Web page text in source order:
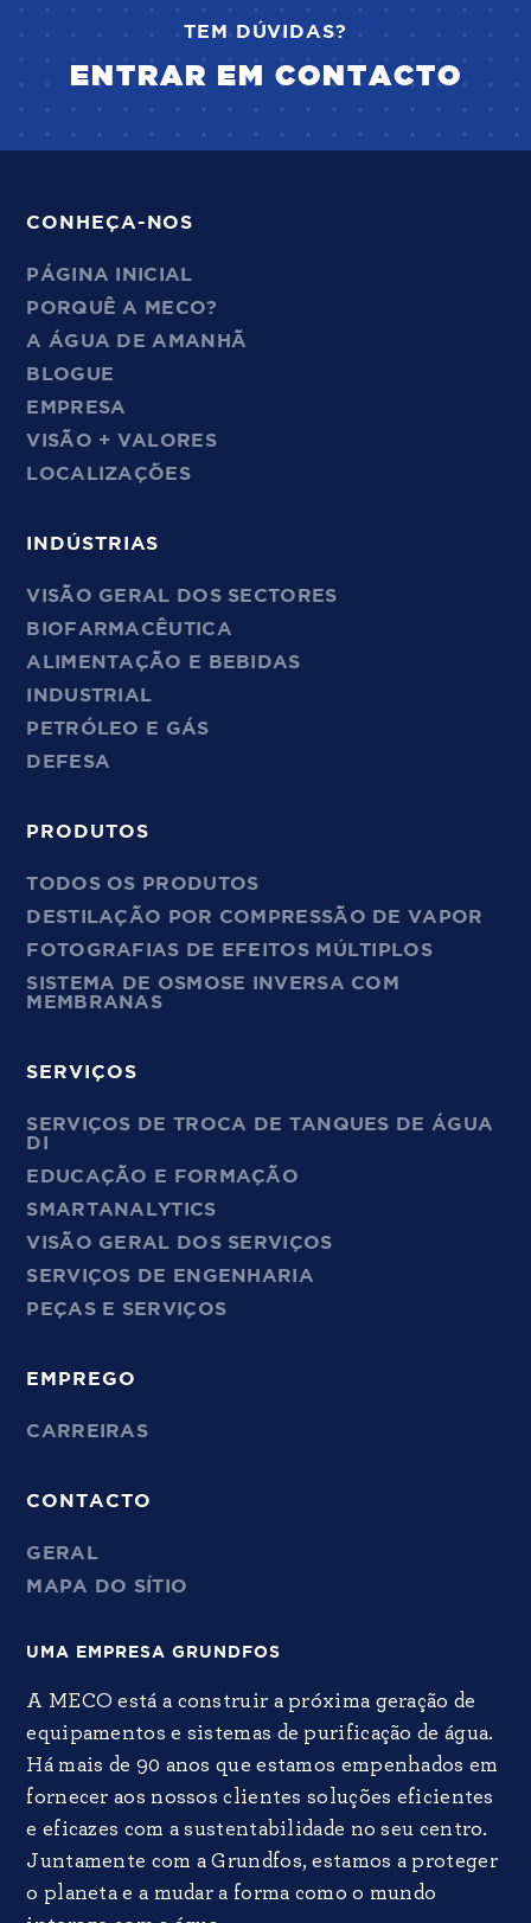
TEM DÚVIDAS?
ENTRAR EM CONTACTO
CONHEÇA-NOS
PÁGINA INICIAL
PORQUÊ A MECO?
A ÁGUA DE AMANHÃ
BLOGUE
EMPRESA
VISÃO + VALORES
LOCALIZAÇÕES
INDÚSTRIAS
VISÃO GERAL DOS SECTORES
BIOFARMACÊUTICA
ALIMENTAÇÃO E BEBIDAS
INDUSTRIAL
PETRÓLEO E GÁS
DEFESA
PRODUTOS
TODOS OS PRODUTOS
DESTILAÇÃO POR COMPRESSÃO DE VAPOR
FOTOGRAFIAS DE EFEITOS MÚLTIPLOS
SISTEMA DE OSMOSE INVERSA COM
MEMBRANAS
SERVIÇOS
SERVIÇOS DE TROCA DE TANQUES DE ÁGUA
DI
EDUCAÇÃO E FORMAÇÃO
SMARTANALYTICS
VISÃO GERAL DOS SERVIÇOS
SERVIÇOS DE ENGENHARIA
PEÇAS E SERVIÇOS
EMPREGO
CARREIRAS
CONTACTO
GERAL
MAPA DO SÍTIO
UMA EMPRESA GRUNDFOS
A MECO está a construir a próxima geração de
equipamentos e sistemas de purificação de água.
Há mais de 90 anos que estamos empenhados em
fornecer aos nossos clientes soluções eficientes
e eficazes com a sustentabilidade no seu centro.
Juntamente com a Grundfos, estamos a proteger
o planeta e a mudar a forma como o mundo